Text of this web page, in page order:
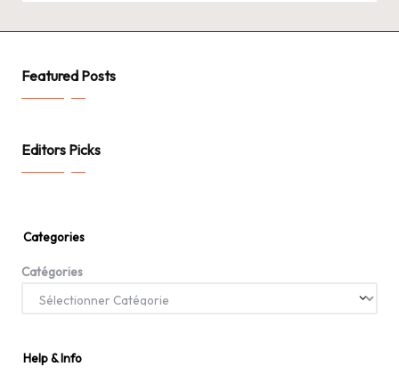
Featured Posts
Editors Picks
Categories
Catégories
Help & Info